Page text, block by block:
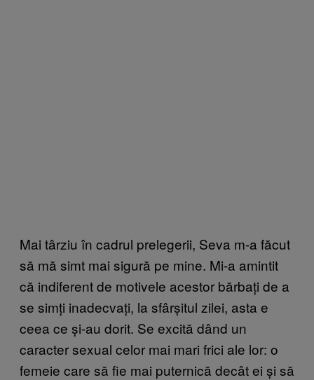
Mai târziu în cadrul prelegerii, Seva m-a făcut
să mă simt mai sigură pe mine. Mi-a amintit
că indiferent de motivele acestor bărbați de a
se simți inadecvați, la sfârșitul zilei, asta e
ceea ce și-au dorit. Se excită dând un
caracter sexual celor mai mari frici ale lor: o
femeie care să fie mai puternică decât ei și să